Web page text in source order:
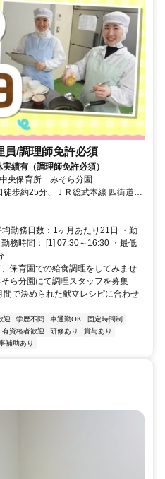
員/調理師免許必須
績有（調理師免許必須）
央保育所 みそら分園
歩約25分、ＪＲ総武本線 四街道北
勤務日数：1ヶ月あたり21日 ・勤
務時間： [1] 07:30～16:30 ・最低
保育園での給食調理をしてみませ
ら分園にて調理スタッフを募集
で決められた献立レシピに合わせ
迎 学歴不問 車通勤OK
固定時間制
有資格者歓迎 研修あり
賞与あり
補助あり